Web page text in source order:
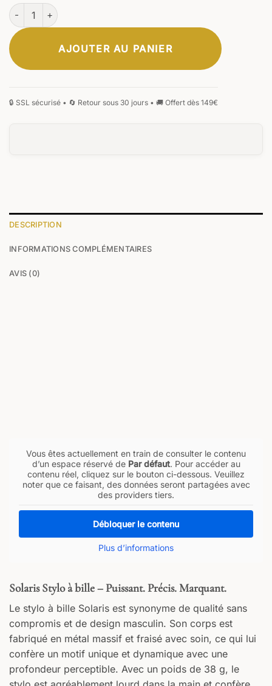
quantité de Solaris Stylo à bille
AJOUTER AU PANIER
DESCRIPTION
INFORMATIONS COMPLÉMENTAIRES
AVIS (0)
Vous êtes actuellement en train de consulter le contenu
d’un espace réservé de Par défaut. Pour accéder au
contenu réel, cliquez sur le bouton ci-dessous. Veuillez
noter que ce faisant, des données seront partagées avec
des providers tiers.
Débloquer le contenu
Plus d’informations
Solaris Stylo à bille – Puissant. Précis. Marquant.
Le stylo à bille Solaris est synonyme de qualité sans
compromis et de design masculin. Son corps est
fabriqué en métal massif et fraisé avec soin, ce qui lui
confère un motif unique et dynamique avec une
profondeur perceptible. Avec un poids de 38 g, le